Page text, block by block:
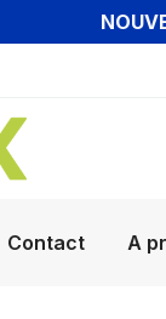
Contact A